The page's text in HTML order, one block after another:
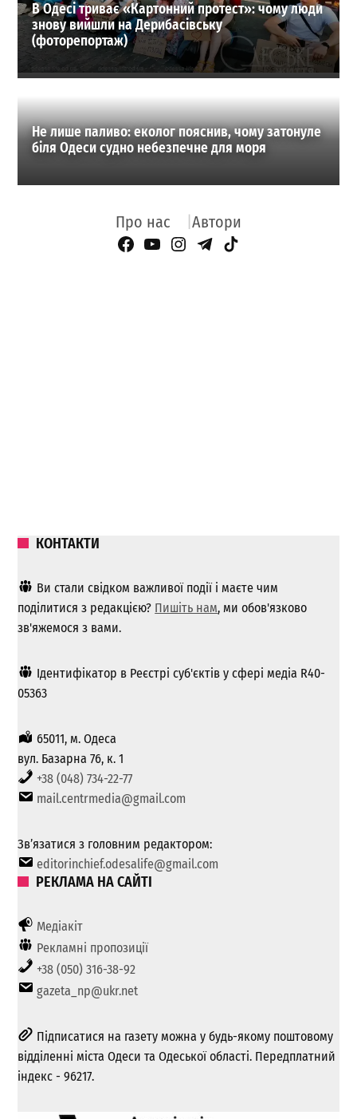
В Одесі триває «Картонний протест»: чому люди
знову вийшли на Дерибасівську
(фоторепортаж)
Не лише паливо: еколог пояснив, чому затонуле
біля Одеси судно небезпечне для моря
Про нас Автори
Facebook Page
YouTube
Instagram
Telegram
TikTok
КОНТАКТИ
Ви стали свідком важливої ​​події і маєте чим
поділитися з редакцією? Пишіть нам, ми обов'язково
зв'яжемося з вами.
Ідентифікатор в Реєстрі суб'єктів у сфері медіа R40-
05363
65011, м. Одеса
вул. Базарна 76, к. 1
+38 (048) 734-22-77
mail.centrmedia@gmail.com
Зв’язатися з головним редактором:
editorinchief.odesalife@gmail.com
РЕКЛАМА НА САЙТІ
Медіакіт
Рекламні пропозиції
+38 (050) 316-38-92
gazeta_np@ukr.net
Підписатися на газету можна у будь-якому поштовому
відділенні міста Одеси та Одеської області. Передплатний
індекс - 96217.